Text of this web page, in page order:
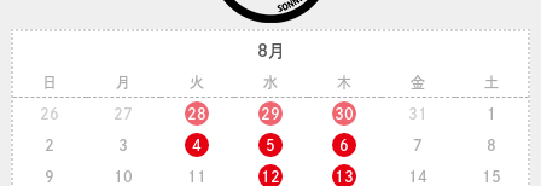
8月
日 月 火 水 木 金 土
26 27 28 29 30 31 1
2 3 4 5 6 7 8
9 10 11 12 13 14 15